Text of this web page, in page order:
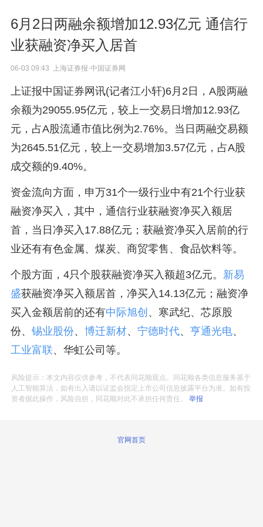
6月2日两融余额增加12.93亿元 通信行
业获融资净买入居首
06-03 09:43 上海证券报·中国证券网
上证报中国证券网讯(记者江小轩)6月2日，A股两融
余额为29055.95亿元，较上一交易日增加12.93亿
元，占A股流通市值比例为2.76%。当日两融交易额
为2645.51亿元，较上一交易增加3.57亿元，占A股
成交额的9.40%。
资金流向方面，申万31个一级行业中有21个行业获
融资净买入，其中，通信行业获融资净买入额居
首，当日净买入17.88亿元；获融资净买入居前的行
业还有有色金属、煤炭、商贸零售、食品饮料等。
个股方面，4只个股获融资净买入额超3亿元。 新易
盛获融资净买入额居首，净买入14.13亿元；融资净
买入金额居前的还有中际旭创 、寒武纪、芯原股
份、 锡业股份、 博迁新材、 宁德时代、 亨通光电、
工业富联、华虹公司等。
风险提示：本文内容仅供参考，不代表同花顺观点。同花顺各类信息服务基于
人工智能算法，如有出入请以证监会指定上市公司信息披露平台为准。如有投
资者据此操作，风险自担，同花顺对此不承担任何责任。举报
官网首页